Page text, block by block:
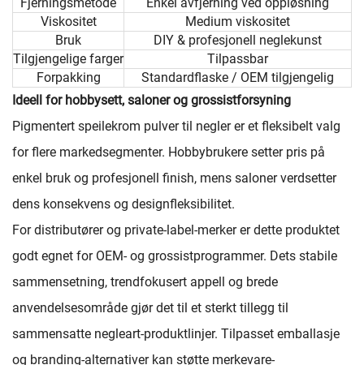
Viskositet
Medium viskositet
Bruk
DIY & profesjonell neglekunst
Tilgjengelige farger
Tilpassbar
Forpakking
Standardflaske / OEM tilgjengelig
Ideell for hobbysett, saloner og grossistforsyning
Pigmentert speilekrom pulver til negler er et fleksibelt valg
for flere markedsegmenter. Hobbybrukere setter pris på
enkel bruk og profesjonell finish, mens saloner verdsetter
dens konsekvens og designfleksibilitet.
For distributører og private-label-merker er dette produktet
godt egnet for OEM- og grossistprogrammer. Dets stabile
sammensetning, trendfokusert appell og brede
anvendelsesområde gjør det til et sterkt tillegg til
sammensatte negleart-produktlinjer. Tilpasset emballasje
og branding-alternativer kan støtte merkevare-